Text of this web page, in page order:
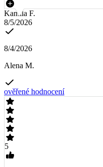
Kamila F.
8/5/2026
8/4/2026
Alena M.
ověřené hodnocení
5